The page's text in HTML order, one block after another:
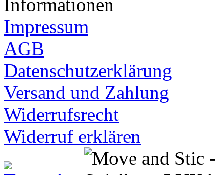
Informationen
Impressum
AGB
Datenschutzerklärung
Versand und Zahlung
Widerrufsrecht
Widerruf erklären